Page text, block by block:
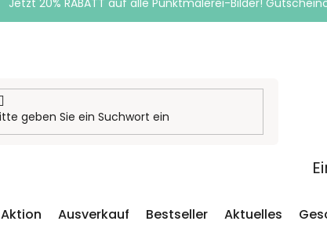
Jetzt 20% RABATT auf alle Punktmalerei-Bilder!
Aktion Ausverkauf Bestseller Aktuelles